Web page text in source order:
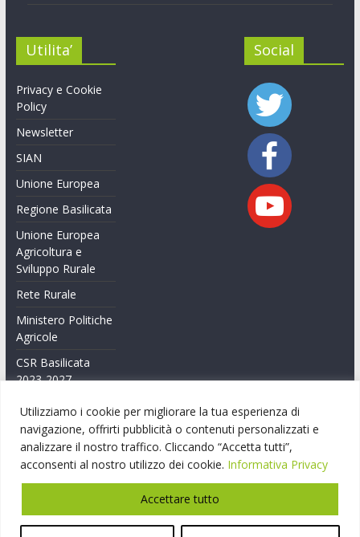
Utilizziamo i cookie per migliorare la tua esperienza di
navigazione, offrirti pubblicità o contenuti personalizzati e
analizzare il nostro traffico. Cliccando “Accetta tutti”,
acconsenti al nostro utilizzo dei cookie. Informativa Privacy
Accettare tutto
Utilita’
Privacy e Cookie
Policy
Newsletter
SIAN
Unione Europea
Regione Basilicata
Unione Europea
Agricoltura e
Sviluppo Rurale
Rete Rurale
Ministero Politiche
Agricole
CSR Basilicata
2023-2027
Feasr Basilicata
Feasr Basilicata
2007-2014
Social